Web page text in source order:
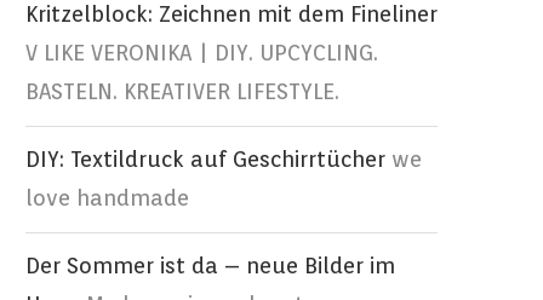
Kritzelblock: Zeichnen mit dem Fineliner
V LIKE VERONIKA | DIY. UPCYCLING.
BASTELN. KREATIVER LIFESTYLE.
DIY: Textildruck auf Geschirrtücher we
love handmade
Der Sommer ist da – neue Bilder im